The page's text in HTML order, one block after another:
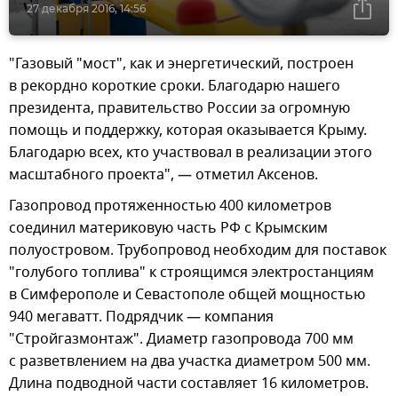
27 декабря 2016, 14:56
"Газовый "мост", как и энергетический, построен
в рекордно короткие сроки. Благодарю нашего
президента, правительство России за огромную
помощь и поддержку, которая оказывается Крыму.
Благодарю всех, кто участвовал в реализации этого
масштабного проекта", — отметил Аксенов.
Газопровод протяженностью 400 километров
соединил материковую часть РФ с Крымским
полуостровом. Трубопровод необходим для поставок
"голубого топлива" к строящимся электростанциям
в Симферополе и Севастополе общей мощностью
940 мегаватт. Подрядчик — компания
"Стройгазмонтаж". Диаметр газопровода 700 мм
с разветвлением на два участка диаметром 500 мм.
Длина подводной части составляет 16 километров.